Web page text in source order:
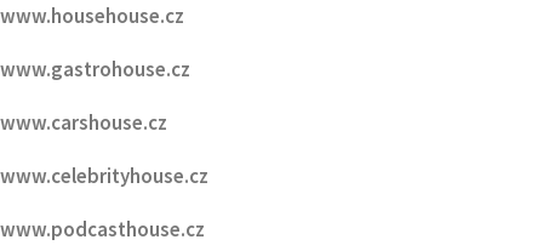
www.carshouse.cz
www.celebrityhouse.cz
www.podcasthouse.cz
www.cinemahouse.cz
www.watchhouse.cz